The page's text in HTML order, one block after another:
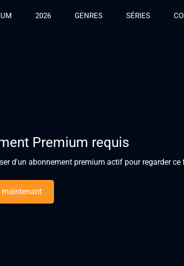
2026 GENRES SÉRIES
Premium requis
d'un abonnement premium actif pour regarder
maintenant